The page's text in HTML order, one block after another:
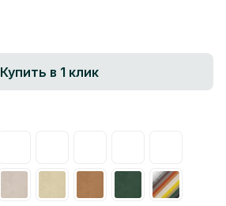
Купить в 1 клик